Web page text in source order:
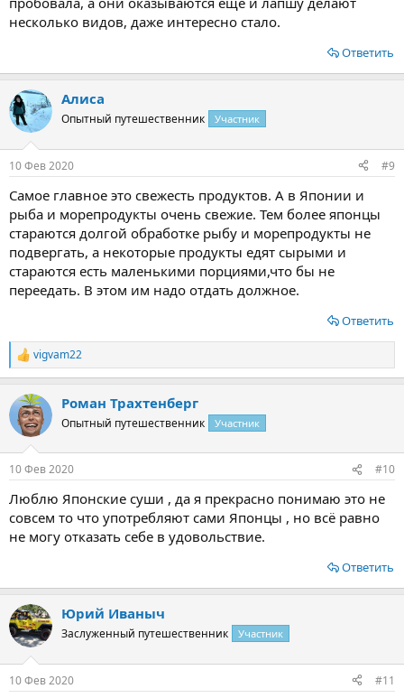
несколько видов, даже интересно стало.
Ответить
Алиса
Опытный путешественник Участник
10 Фев 2020 #9
Самое главное это свежесть продуктов. А в Японии и
рыба и морепродукты очень свежие. Тем более японцы
стараются долгой обработке рыбу и морепродукты не
подвергать, а некоторые продукты едят сырыми и
стараются есть маленькими порциями,что бы не
переедать. В этом им надо отдать должное.
Ответить
Р
е
к
ц
и
vigvam22
Роман Трахтенберг
Опытный путешественник Участник
10 Фев 2020 #10
Люблю Японские суши , да я прекрасно понимаю это не
совсем то что употребляют сами Японцы , но всё равно
не могу отказать себе в удовольствие.
Ответить
Юрий Иваныч
Заслуженный путешественник Участник
10 Фев 2020 #11